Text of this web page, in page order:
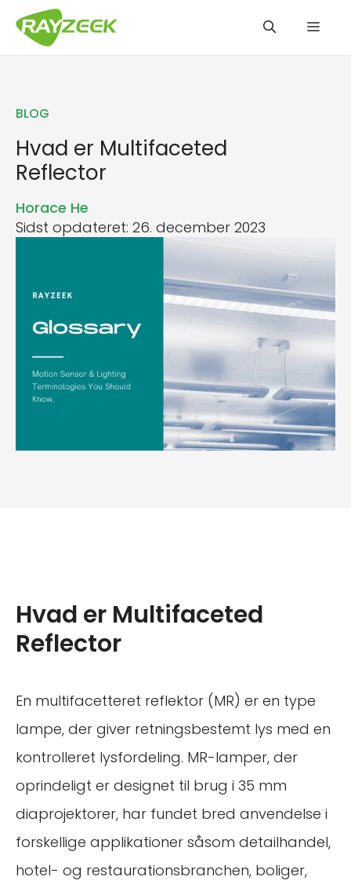
BLOG
Hvad er Multifaceted
Reflector
Horace He
Sidst opdateret: 26. december 2023
Hvad er Multifaceted
Reflector
En multifacetteret reflektor (MR) er en type
lampe, der giver retningsbestemt lys med en
kontrolleret lysfordeling. MR-lamper, der
oprindeligt er designet til brug i 35 mm
diaprojektorer, har fundet bred anvendelse i
forskellige applikationer såsom detailhandel,
hotel- og restaurationsbranchen, boliger,